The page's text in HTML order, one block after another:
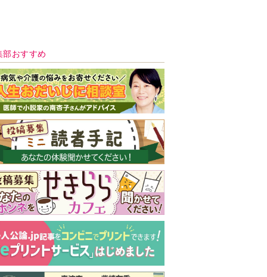
号 好評発売中！
実家の処分から終
の棲家までどうす
る？60代からの家
モンダイ
最新号